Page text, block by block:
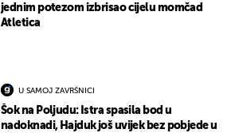
jednim potezom izbrisao cijelu momčad
Atletica
U SAMOJ ZAVRŠNICI
Šok na Poljudu: Istra spasila bod u
nadoknadi, Hajduk još uvijek bez pobjede u